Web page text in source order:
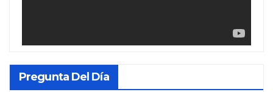
Pregunta Del Día